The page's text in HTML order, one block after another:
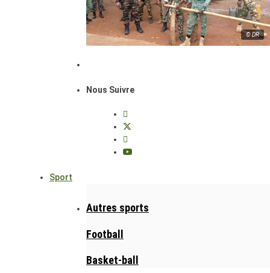
© DR
Nous Suivre
Sport
Autres sports
Football
Basket-ball